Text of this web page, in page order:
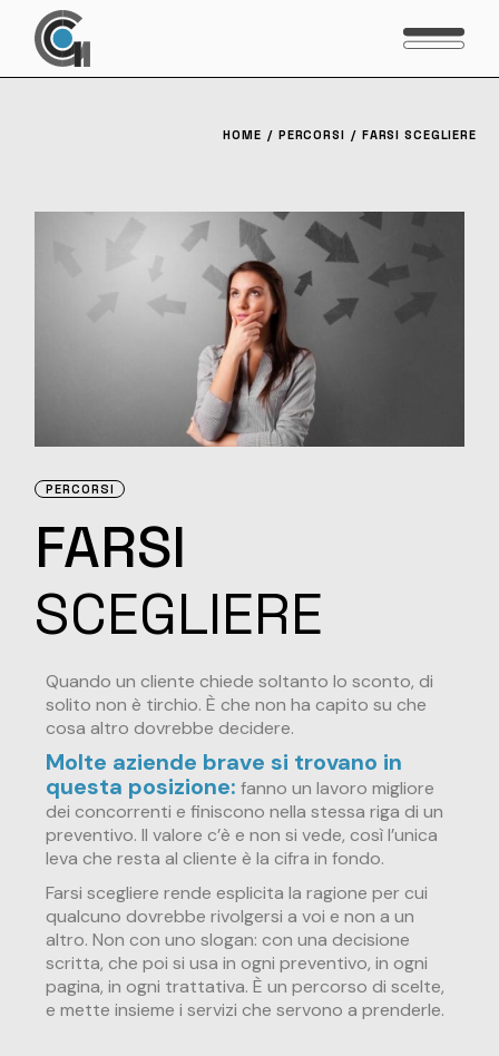
HOME PERCORSI FARSI SCEGLIERE
PERCORSI
FARSI
SCEGLIERE
Quando un cliente chiede soltanto lo sconto, di
solito non è tirchio. È che non ha capito su che
cosa altro dovrebbe decidere.
Molte aziende brave si trovano in
questa posizione: fanno un lavoro migliore
dei concorrenti e finiscono nella stessa riga di un
preventivo. Il valore c’è e non si vede, così l’unica
leva che resta al cliente è la cifra in fondo.
Farsi scegliere rende esplicita la ragione per cui
qualcuno dovrebbe rivolgersi a voi e non a un
altro. Non con uno slogan: con una decisione
scritta, che poi si usa in ogni preventivo, in ogni
pagina, in ogni trattativa. È un percorso di scelte,
e mette insieme i servizi che servono a prenderle.